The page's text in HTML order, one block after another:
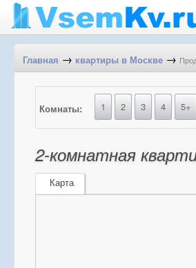
Главная → квартиры в Москве →
Комнаты: 1 2 3 4 5+
2-комнатная
Карта